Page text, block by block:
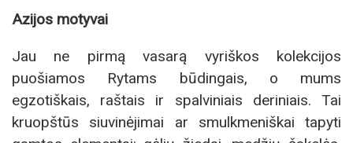
Azijos motyvai
Jau ne pirmą vasarą vyriškos kolekcijos
puošiamos Rytams būdingais, o mums
egzotiškais, raštais ir spalviniais deriniais. Tai
kruopštūs siuvinėjimai ar smulkmeniškai tapyti